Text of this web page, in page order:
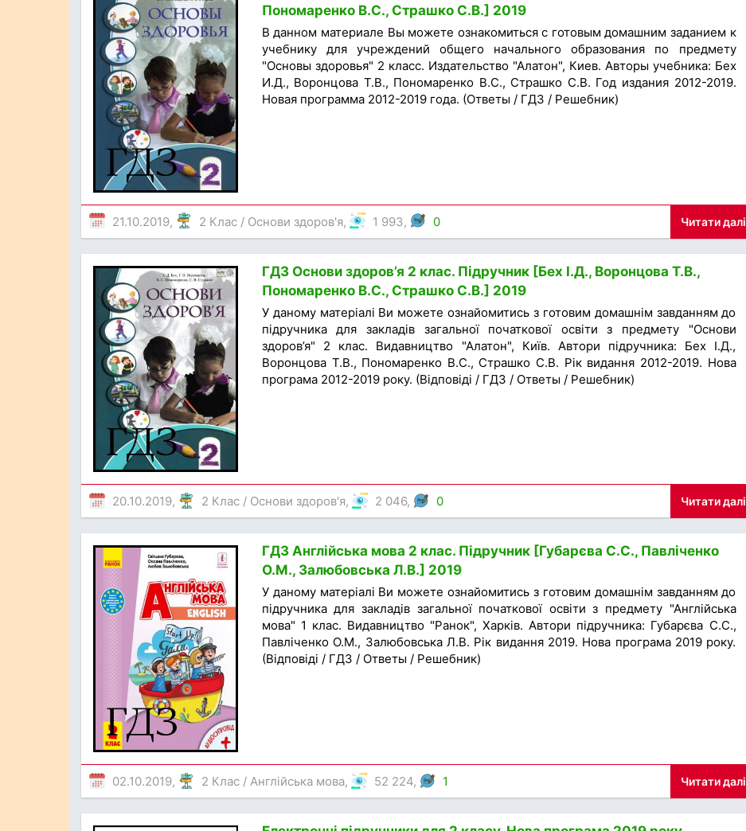
Пономаренко В.С., Страшко С.В.] 2019
В данном материале Вы можете ознакомиться с готовым домашним заданием к
учебнику для учреждений общего начального образования по предмету
"Основы здоровья" 2 класс. Издательство "Алатон", Киев. Авторы учебника: Бех
И.Д., Воронцова Т.В., Пономаренко В.С., Страшко С.В. Год издания 2012-2019.
Новая программа 2012-2019 года. (Ответы / ГДЗ / Решебник)
21.10.2019, 2 Клас / Основи здоров'я, 1 993, 0 Читати далі
ГДЗ Основи здоров’я 2 клас. Підручник [Бех І.Д., Воронцова Т.В.,
Пономаренко В.С., Страшко С.В.] 2019
У даному матеріалі Ви можете ознайомитись з готовим домашнім завданням до
підручника для закладів загальної початкової освіти з предмету "Основи
здоров’я" 2 клас. Видавництво "Алатон", Київ. Автори підручника: Бех І.Д.,
Воронцова Т.В., Пономаренко В.С., Страшко С.В. Рік видання 2012-2019. Нова
програма 2012-2019 року. (Відповіді / ГДЗ / Ответы / Решебник)
20.10.2019, 2 Клас / Основи здоров'я, 2 046, 0 Читати далі
ГДЗ Англійська мова 2 клас. Підручник [Губарєва С.С., Павліченко
О.М., Залюбовська Л.В.] 2019
У даному матеріалі Ви можете ознайомитись з готовим домашнім завданням до
підручника для закладів загальної початкової освіти з предмету "Англійська
мова" 1 клас. Видавництво "Ранок", Харків. Автори підручника: Губарєва С.С.,
Павліченко О.М., Залюбовська Л.В. Рік видання 2019. Нова програма 2019 року.
(Відповіді / ГДЗ / Ответы / Решебник)
02.10.2019, 2 Клас / Англійська мова, 52 224, 1 Читати далі